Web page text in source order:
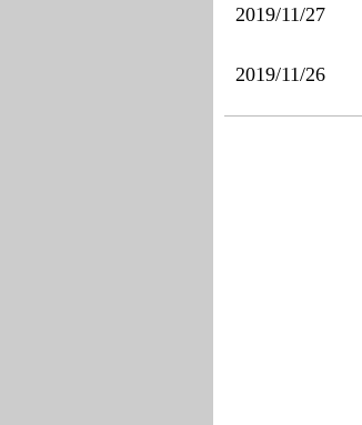
2019/11/27
2019/11/26